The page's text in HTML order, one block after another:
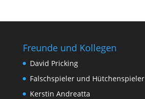
Freunde und Kollegen
David Pricking
Falschspieler und
Kerstin Andreatta